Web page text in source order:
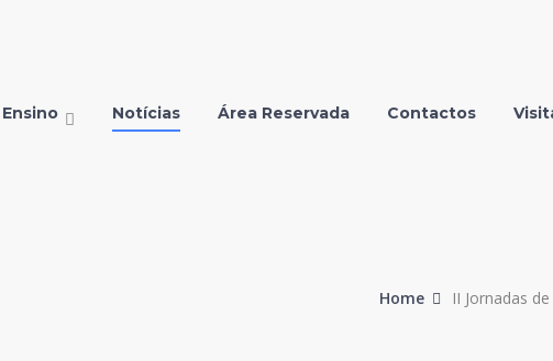
Ensino Notícias Área Reservada Contactos
Home II Jornadas